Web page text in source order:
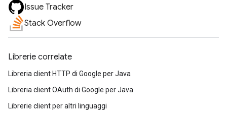
Issue Tracker
Stack Overflow
Librerie correlate
Libreria client HTTP di Google per Java
Libreria client OAuth di Google per Java
Librerie client per altri linguaggi